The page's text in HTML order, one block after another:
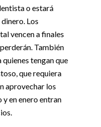
o estará
Los
vencen a finales
También
tengan que
que requiera
aprovechar los
en enero entran